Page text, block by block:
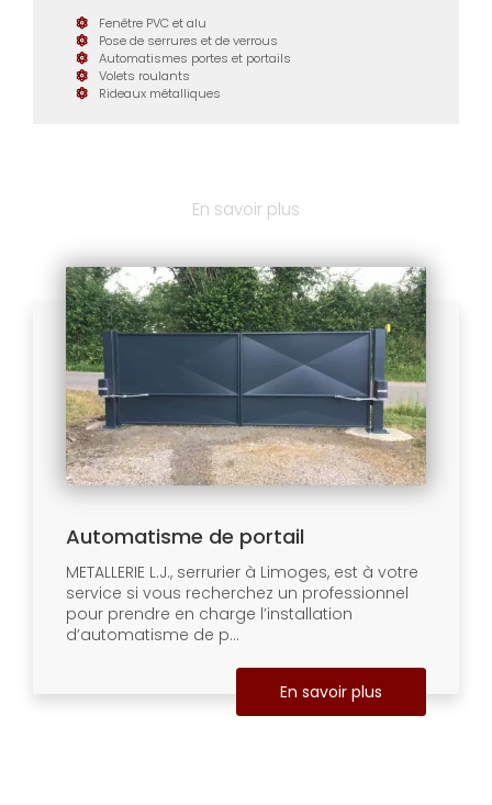
Fenêtre PVC et alu
Pose de serrures et de verrous
Automatismes portes et portails
Volets roulants
Rideaux métalliques
En savoir plus
Automatisme de portail
METALLERIE L.J., serrurier à Limoges, est à votre
service si vous recherchez un professionnel
pour prendre en charge l’installation
d’automatisme de p...
En savoir plus